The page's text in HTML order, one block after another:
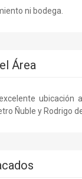
ni bodega.
Área
ubicación
Ñuble y Rodrigo